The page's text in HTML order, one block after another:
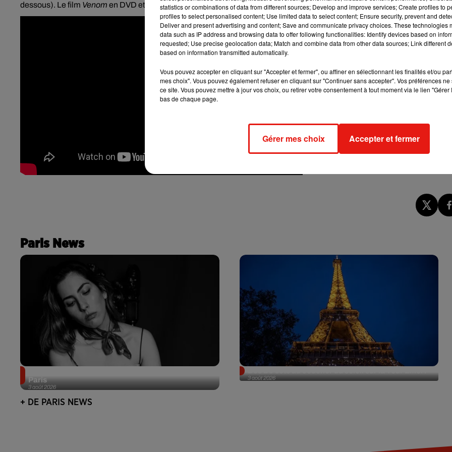
dessous). Le film Venom en DVD et Blu-Raysortira en France le 18 février 2019 (le 18 décembre prochain aux Etats-Unis).
Paris News
3 août 2026
Paris
3 août 2026
+ DE PARIS NEWS
statistics or combinations of data from different sources; Develop and improve services; Create profiles to
profiles to select personalised content; Use limited data to select content; Ensure security, prevent and
Deliver and present advertising and content; Save and communicate privacy choices. These technologies
data such as IP address and browsing data to offer following functionalities: Identify devices based on
requested; Use precise geolocation data; Match and combine data from other data sources; Link different
based on information transmitted automatically.
Vous pouvez accepter en cliquant sur "Accepter et fermer", ou affiner en sélectionnant les finalités et/ou
mes choix". Vous pouvez également refuser en cliquant sur "Continuer sans accepter". Vos préférences
ce site. Vous pouvez mettre à jour vos choix, ou retirer votre consentement à tout moment via le lien
bas de chaque page.
Gérer mes choix Accepter et fermer